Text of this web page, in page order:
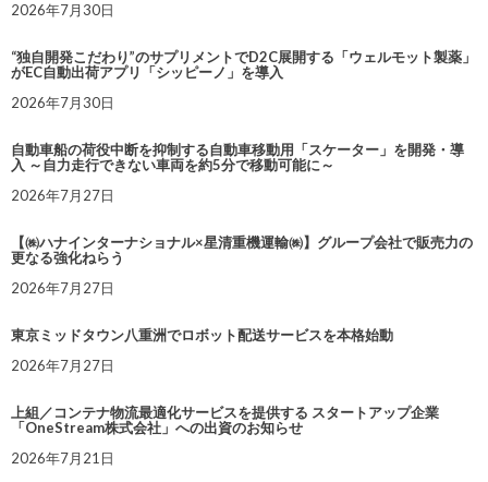
2026年7月30日
“独自開発こだわり”のサプリメントでD2C展開する「ウェルモット製薬」
がEC自動出荷アプリ「シッピーノ」を導入
2026年7月30日
自動車船の荷役中断を抑制する自動車移動用「スケーター」を開発・導
入 ～自力走行できない車両を約5分で移動可能に～
2026年7月27日
【㈱ハナインターナショナル×星清重機運輸㈱】グループ会社で販売力の
更なる強化ねらう
2026年7月27日
東京ミッドタウン八重洲でロボット配送サービスを本格始動
2026年7月27日
上組／コンテナ物流最適化サービスを提供する スタートアップ企業
「OneStream株式会社」への出資のお知らせ
2026年7月21日